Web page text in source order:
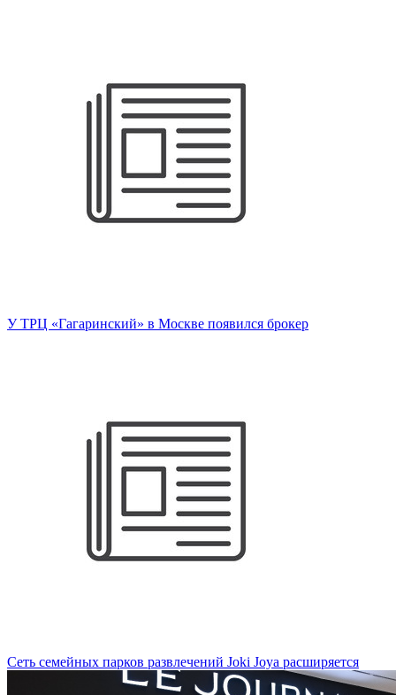
У ТРЦ «Гагаринский» в Москве появился брокер
Сеть семейных парков развлечений Joki Joya расширяется